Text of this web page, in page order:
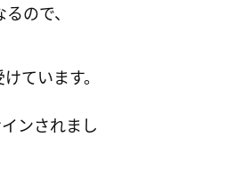
ので、
ています。
ンされまし